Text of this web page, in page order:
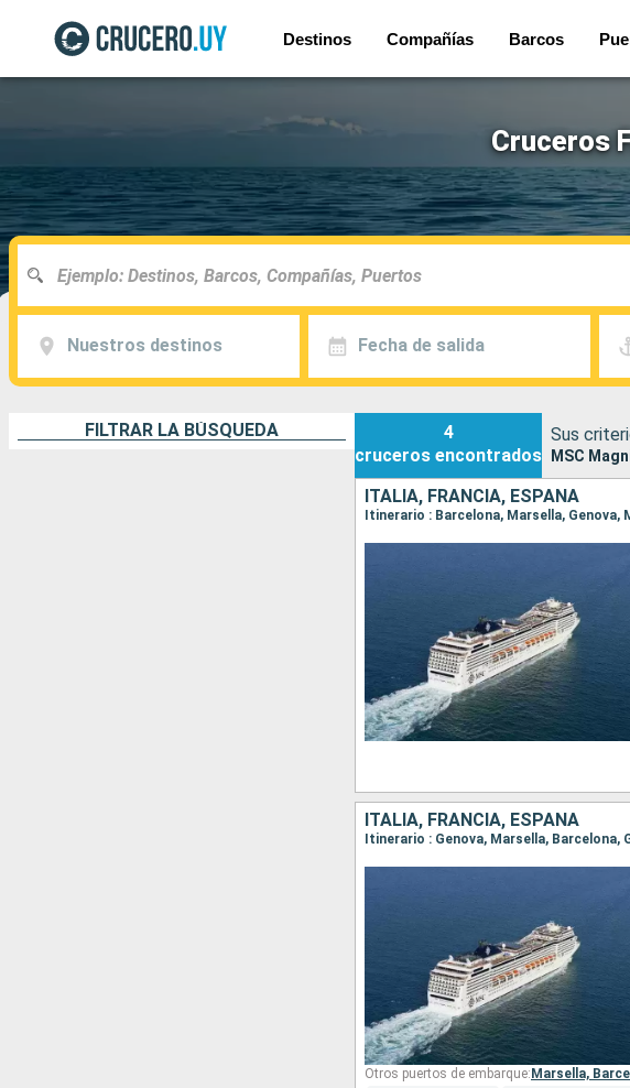
Destinos Compañías Barcos
Cruceros
Nuestros destinos Fecha de salida
FILTRAR LA BÚSQUEDA
4
cruceros encontrados
Sus
MSC
ITALIA, FRANCIA, ESPAÑA
Itinerario : Barcelona, Marsella, Genova,
ITALIA, FRANCIA, ESPAÑA
Itinerario : Genova, Marsella, Barcelona,
Otros puertos de embarque: Marsella,